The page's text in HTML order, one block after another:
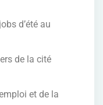
d’été au
de la cité
et de la